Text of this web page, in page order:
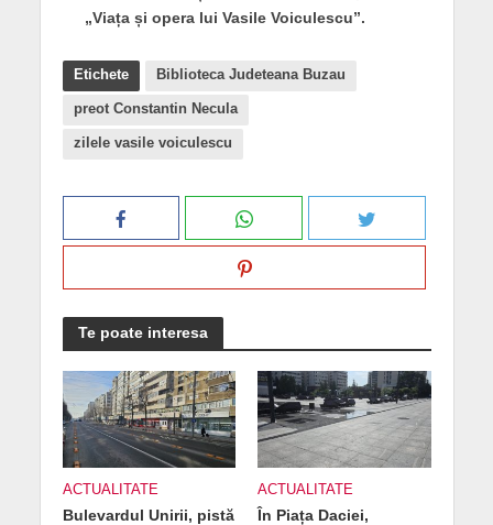
„Viața și opera lui Vasile Voiculescu”.
Etichete Biblioteca Judeteana Buzau
preot Constantin Necula
zilele vasile voiculescu
Te poate interesa
ACTUALITATE
Bulevardul Unirii, pistă
ACTUALITATE
În Piața Daciei,